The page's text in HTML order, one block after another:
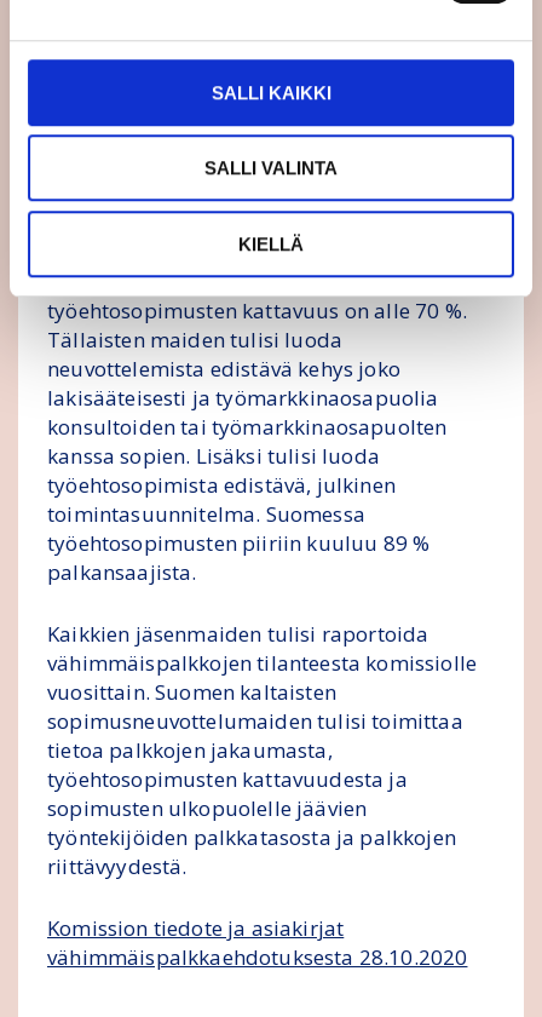
SALLI KAIKKI
SALLI VALINTA
KIELLÄ
vähimmäispalkan tulisi kaikissa jäsenmaissa
Kaikille jäsenmaille tulisi
direktiiviehdotuksen mukaan velvoite edistää
sopimista.
Tarkempi velvoite tulisi niille maille, joissa
työehtosopimusten kattavuus on alle 70 %.
Tällaisten maiden tulisi luoda
neuvottelemista edistävä kehys joko
lakisääteisesti ja työmarkkinaosapuolia
konsultoiden tai työmarkkinaosapuolten
kanssa sopien. Lisäksi tulisi luoda
työehtosopimista edistävä, julkinen
toimintasuunnitelma. Suomessa
työehtosopimusten piiriin kuuluu 89 %
palkansaajista.
Kaikkien jäsenmaiden tulisi raportoida
vähimmäispalkkojen tilanteesta komissiolle
vuosittain. Suomen kaltaisten
sopimusneuvottelumaiden tulisi toimittaa
tietoa palkkojen jakaumasta,
työehtosopimusten kattavuudesta ja
sopimusten ulkopuolelle jäävien
työntekijöiden palkkatasosta ja palkkojen
riittävyydestä.
Komission tiedote ja asiakirjat
vähimmäispalkkaehdotuksesta 28.10.2020